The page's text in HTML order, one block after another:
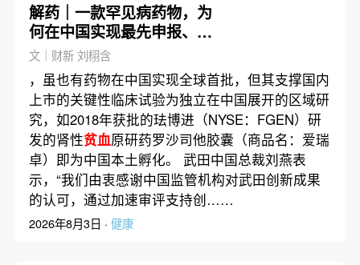
解药｜一款罕见病药物，为
何在中国实现最先申报、最
先获批？
文｜财新 刘栩含
，虽也有药物在中国实现全球首批，但其支撑国内
上市的关键性临床试验为独立在中国展开的区域研
究，如2018年获批的珐博进（NYSE：FGEN）研
发的肾性贫血原研药罗沙司他胶囊（商品名：爱瑞
卓）即为中国本土孵化。 武田中国总裁刘燕表
示，“我们由衷感谢中国监管机构对武田创新成果
的认可，通过加速审评支持创……
2026年8月3日 · 健康